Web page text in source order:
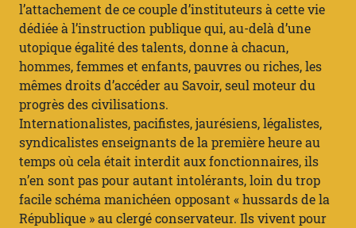
l’attachement de ce couple d’instituteurs à cette vie
dédiée à l’instruction publique qui, au-delà d’une
utopique égalité des talents, donne à chacun,
hommes, femmes et enfants, pauvres ou riches, les
mêmes droits d’accéder au Savoir, seul moteur du
progrès des civilisations.
Internationalistes, pacifistes, jaurésiens, légalistes,
syndicalistes enseignants de la première heure au
temps où cela était interdit aux fonctionnaires, ils
n’en sont pas pour autant intolérants, loin du trop
facile schéma manichéen opposant « hussards de la
République » au clergé conservateur. Ils vivent pour